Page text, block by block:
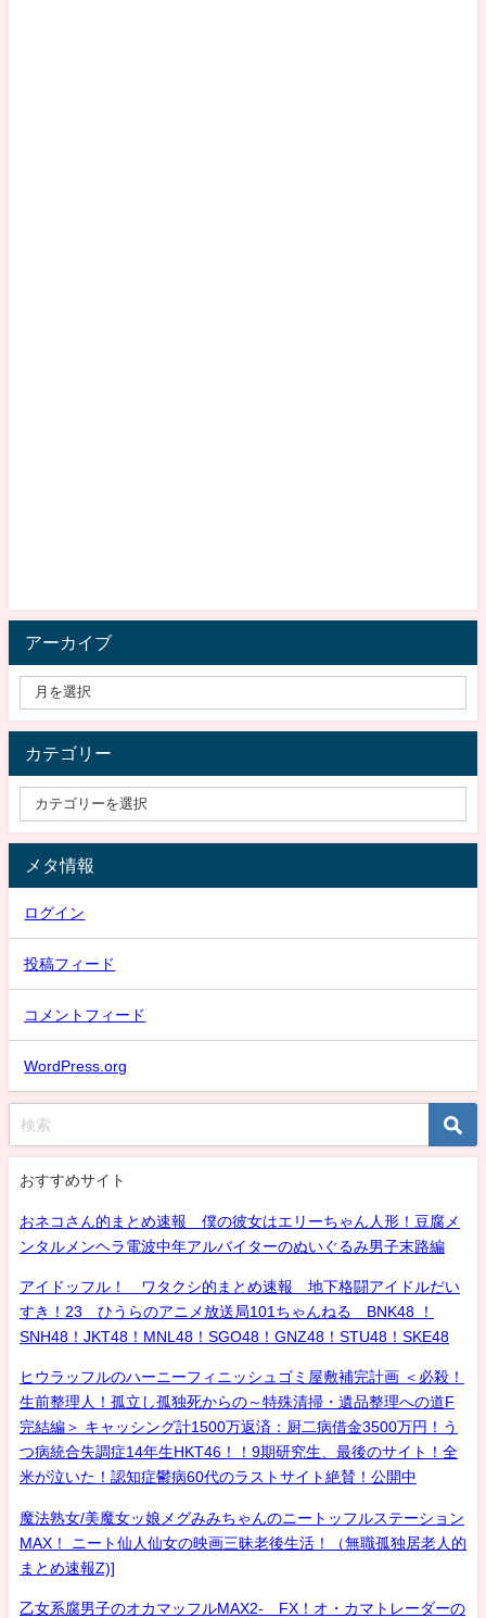
アーカイブ
カテゴリー
メタ情報
ログイン
投稿フィード
コメントフィード
WordPress.org
おすすめサイト
おネコさん的まとめ速報 僕の彼女はエリーちゃん人形！豆腐メ
ンタルメンヘラ電波中年アルバイターのぬいぐるみ男子末路編
アイドッフル！ ワタクシ的まとめ速報 地下格闘アイドルだい
すき！23 ひうらのアニメ放送局101ちゃんねる BNK48 ！
SNH48！JKT48！MNL48！SGO48！GNZ48！STU48！SKE48
ヒウラッフルのハーニーフィニッシュゴミ屋敷補完計画 ＜必殺！
生前整理人！孤立し孤独死からの～特殊清掃・遺品整理への道F
完結編＞ キャッシング計1500万返済：厨二病借金3500万円！う
つ病統合失調症14年生HKT46！！9期研究生、最後のサイト！全
米が泣いた！認知症鬱病60代のラストサイト絶賛！公開中
魔法熟女/美魔女ッ娘メグみみちゃんのニートッフルステーション
MAX！ ニート仙人仙女の映画三昧老後生活！（無職孤独居老人的
まとめ速報Z)]
乙女系腐男子のオカマッフルMAX2- FX！オ・カマトレーダーの